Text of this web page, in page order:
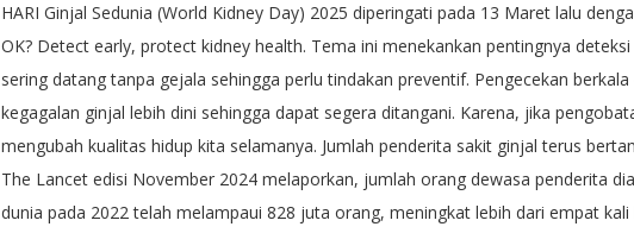
HARI Ginjal Sedunia (World Kidney Day) 2025 diperingati pada 13 Maret lalu
OK? Detect early, protect kidney health. Tema ini menekankan pentingnya
sering datang tanpa gejala sehingga perlu tindakan preventif. Pengecekan
kegagalan ginjal lebih dini sehingga dapat segera ditangani. Karena, jika
mengubah kualitas hidup kita selamanya. Jumlah penderita sakit ginjal terus
The Lancet edisi November 2024 melaporkan, jumlah orang dewasa penderita
dunia pada 2022 telah melampaui 828 juta orang, meningkat lebih dari empat